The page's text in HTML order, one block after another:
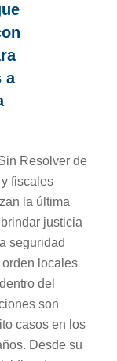
a
Resolver de
fiscales
la última
justicia
seguridad
locales
del
son
casos en los
Desde su